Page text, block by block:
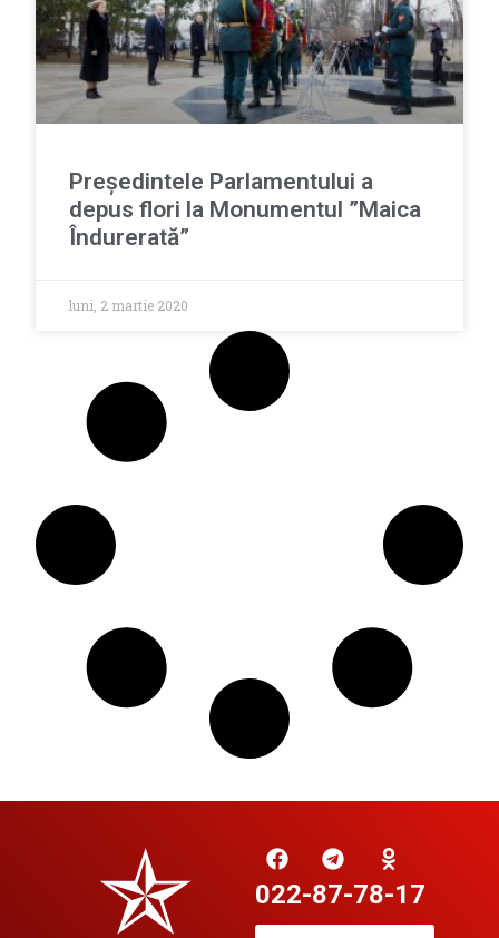
Președintele Parlamentului a
depus flori la Monumentul ”Maica
Îndurerată”
luni, 2 martie 2020
022-87-78-17